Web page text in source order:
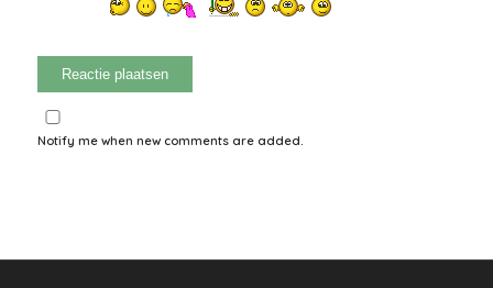
Notify me when new comments are added.